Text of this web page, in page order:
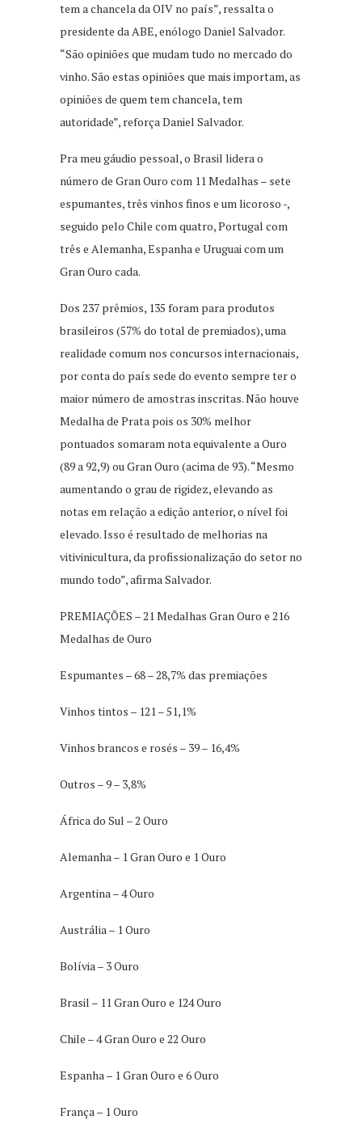
tem a chancela da OIV no país”, ressalta o
presidente da ABE, enólogo Daniel Salvador.
“São opiniões que mudam tudo no mercado do
vinho. São estas opiniões que mais importam, as
opiniões de quem tem chancela, tem
autoridade”, reforça Daniel Salvador.
Pra meu gáudio pessoal, o Brasil lidera o
número de Gran Ouro com 11 Medalhas – sete
espumantes, três vinhos finos e um licoroso -,
seguido pelo Chile com quatro, Portugal com
três e Alemanha, Espanha e Uruguai com um
Gran Ouro cada.
Dos 237 prêmios, 135 foram para produtos
brasileiros (57% do total de premiados), uma
realidade comum nos concursos internacionais,
por conta do país sede do evento sempre ter o
maior número de amostras inscritas. Não houve
Medalha de Prata pois os 30% melhor
pontuados somaram nota equivalente a Ouro
(89 a 92,9) ou Gran Ouro (acima de 93). “Mesmo
aumentando o grau de rigidez, elevando as
notas em relação a edição anterior, o nível foi
elevado. Isso é resultado de melhorias na
vitivinicultura, da profissionalização do setor no
mundo todo”, afirma Salvador.
PREMIAÇÕES – 21 Medalhas Gran Ouro e 216
Medalhas de Ouro
Espumantes – 68 – 28,7% das premiações
Vinhos tintos – 121 – 51,1%
Vinhos brancos e rosés – 39 – 16,4%
Outros – 9 – 3,8%
África do Sul – 2 Ouro
Alemanha – 1 Gran Ouro e 1 Ouro
Argentina – 4 Ouro
Austrália – 1 Ouro
Bolívia – 3 Ouro
Brasil – 11 Gran Ouro e 124 Ouro
Chile – 4 Gran Ouro e 22 Ouro
Espanha – 1 Gran Ouro e 6 Ouro
França – 1 Ouro